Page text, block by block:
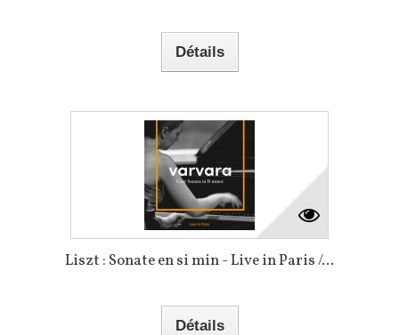
Détails
Liszt : Sonate en si min - Live in Paris /...
Détails